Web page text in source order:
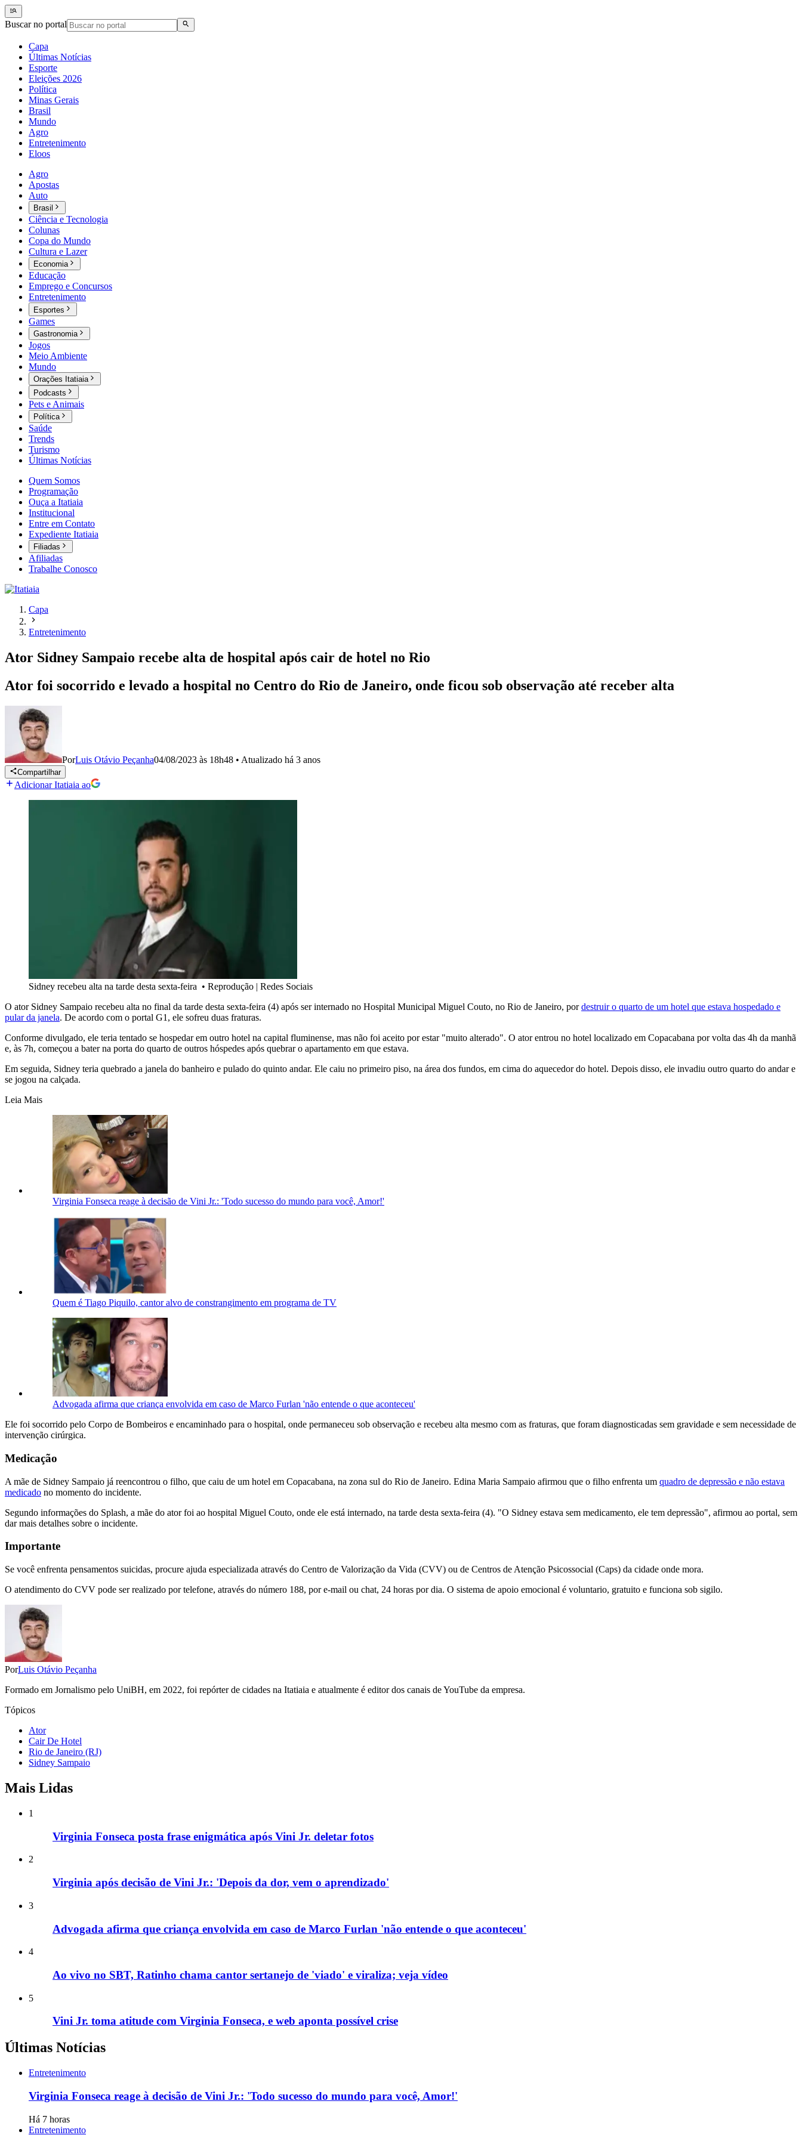
Buscar no portal
Capa
Últimas Notícias
Esporte
Eleições 2026
Política
Minas Gerais
Brasil
Mundo
Agro
Entretenimento
Eloos
Agro
Apostas
Auto
Brasil
Ciência e Tecnologia
Colunas
Copa do Mundo
Cultura e Lazer
Economia
Educação
Emprego e Concursos
Entretenimento
Esportes
Games
Gastronomia
Jogos
Meio Ambiente
Mundo
Orações Itatiaia
Podcasts
Pets e Animais
Política
Saúde
Trends
Turismo
Últimas Notícias
Quem Somos
Programação
Ouça a Itatiaia
Institucional
Entre em Contato
Expediente Itatiaia
Filiadas
Afiliadas
Trabalhe Conosco
Capa
Entretenimento
Ator Sidney Sampaio recebe alta de hospital após cair de hotel no Rio
Ator foi socorrido e levado a hospital no Centro do Rio de Janeiro, onde ficou sob observação até receber alta
PorLuis Otávio Peçanha04/08/2023 às 18h48 • Atualizado há 3 anos
Compartilhar
Adicionar Itatiaia ao
Sidney recebeu alta na tarde desta sexta-feira • Reprodução | Redes Sociais
O ator Sidney Sampaio recebeu alta no final da tarde desta sexta-feira (4) após ser internado no Hospital Municipal Miguel Couto, no Rio de Janeiro, pordestruir o quarto de um hotel que estava hospedado e
pular da janela. De acordo com o portal G1, ele sofreu duas fraturas.
Conforme divulgado, ele teria tentado se hospedar em outro hotel na capital fluminense, mas não foi aceito por estar "muito alterado". O ator entrou no hotel localizado em Copacabana por volta das 4h da manhã
e, às 7h, começou a bater na porta do quarto de outros hóspedes após quebrar o apartamento em que estava.
Em seguida, Sidney teria quebrado a janela do banheiro e pulado do quinto andar. Ele caiu no primeiro piso, na área dos fundos, em cima do aquecedor do hotel. Depois disso, ele invadiu outro quarto do andar e
se jogou na calçada.
Leia Mais
Virginia Fonseca reage à decisão de Vini Jr.: 'Todo sucesso do mundo para você, Amor!'
Quem é Tiago Piquilo, cantor alvo de constrangimento em programa de TV
Advogada afirma que criança envolvida em caso de Marco Furlan 'não entende o que aconteceu'
Ele foi socorrido pelo Corpo de Bombeiros e encaminhado para o hospital, onde permaneceu sob observação e recebeu alta mesmo com as fraturas, que foram diagnosticadas sem gravidade e sem necessidade de
intervenção cirúrgica.
Medicação
A mãe de Sidney Sampaio já reencontrou o filho, que caiu de um hotel em Copacabana, na zona sul do Rio de Janeiro. Edina Maria Sampaio afirmou que o filho enfrenta um quadro de depressão e não estava
medicado no momento do incidente.
Segundo informações do Splash, a mãe do ator foi ao hospital Miguel Couto, onde ele está internado, na tarde desta sexta-feira (4). "O Sidney estava sem medicamento, ele tem depressão", afirmou ao portal, sem
dar mais detalhes sobre o incidente.
Importante
Se você enfrenta pensamentos suicidas, procure ajuda especializada através do Centro de Valorização da Vida (CVV) ou de Centros de Atenção Psicossocial (Caps) da cidade onde mora.
O atendimento do CVV pode ser realizado por telefone, através do número 188, por e-mail ou chat, 24 horas por dia. O sistema de apoio emocional é voluntario, gratuito e funciona sob sigilo.
PorLuis Otávio Peçanha
Formado em Jornalismo pelo UniBH, em 2022, foi repórter de cidades na Itatiaia e atualmente é editor dos canais de YouTube da empresa.
Tópicos
Ator
Cair De Hotel
Rio de Janeiro (RJ)
Sidney Sampaio
Mais Lidas
1
Virginia Fonseca posta frase enigmática após Vini Jr. deletar fotos
2
Virginia após decisão de Vini Jr.: 'Depois da dor, vem o aprendizado'
3
Advogada afirma que criança envolvida em caso de Marco Furlan 'não entende o que aconteceu'
4
Ao vivo no SBT, Ratinho chama cantor sertanejo de 'viado' e viraliza; veja vídeo
5
Vini Jr. toma atitude com Virginia Fonseca, e web aponta possível crise
Últimas Notícias
Entretenimento
Virginia Fonseca reage à decisão de Vini Jr.: 'Todo sucesso do mundo para você, Amor!'
Há 7 horas
Entretenimento